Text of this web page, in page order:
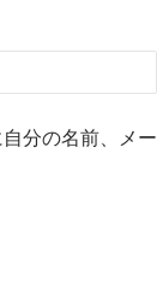
分の名前、メー